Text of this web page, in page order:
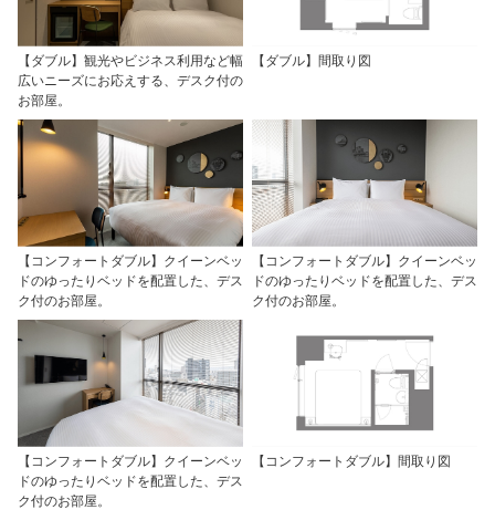
【ダブル】観光やビジネス利用など幅
広いニーズにお応えする、デスク付の
お部屋。
【ダブル】間取り図
【コンフォートダブル】クイーンベッ
ドのゆったりベッドを配置した、デス
ク付のお部屋。
【コンフォートダブル】クイーンベッ
ドのゆったりベッドを配置した、デス
ク付のお部屋。
【コンフォートダブル】クイーンベッ
ドのゆったりベッドを配置した、デス
ク付のお部屋。
【コンフォートダブル】間取り図